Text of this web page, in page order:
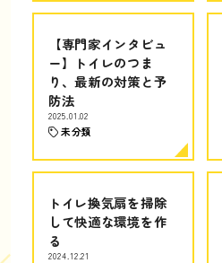
【専門家インタビュ
ー】トイレのつま
り、最新の対策と予
防法
2025.01.02
未分類
トイレ換気扇を掃除
して快適な環境を作
る
2024.12.21